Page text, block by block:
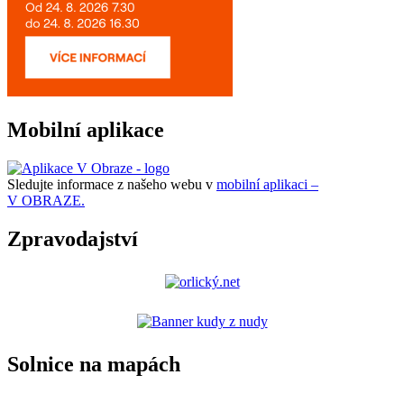
Mobilní aplikace
Sledujte informace z našeho webu v mobilní aplikaci –
V OBRAZE.
Zpravodajství
Solnice na mapách